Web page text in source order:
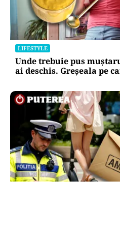
LIFESTYLE
Unde trebuie pus
ai deschis. Greșeala pe